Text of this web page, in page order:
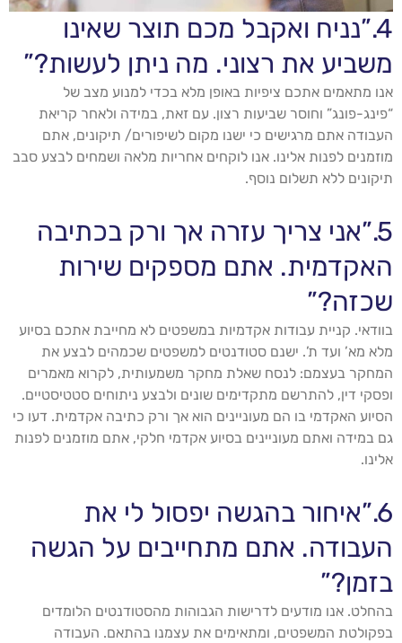
4.”נניח ואקבל מכם תוצר שאינו
משביע את רצוני. מה ניתן לעשות?”
אנו מתאמים אתכם ציפיות באופן מלא בכדי למנוע מצב של
“פינג-פונג” וחוסר שביעות רצון. עם זאת, במידה ולאחר קריאת
העבודה אתם מרגישים כי ישנו מקום לשיפורים/ תיקונים, אתם
מוזמנים לפנות אלינו. אנו לוקחים אחריות מלאה ושמחים לבצע סבב
תיקונים ללא תשלום נוסף.
5.”אני צריך עזרה אך ורק בכתיבה
האקדמית. אתם מספקים שירות
שכזה?”
בוודאי. קניית עבודות אקדמיות במשפטים לא מחייבת אתכם בסיוע
מלא מא’ ועד ת’. ישנם סטודנטים למשפטים שכמהים לבצע את
המחקר בעצמם: לנסח שאלת מחקר משמעותית, לקרוא מאמרים
ופסקי דין, להתרשם מתקדימים שונים ולבצע ניתוחים סטטיסטיים.
הסיוע האקדמי בו הם מעוניינים הוא אך ורק כתיבה אקדמית. דעו כי
גם במידה ואתם מעוניינים בסיוע אקדמי חלקי, אתם מוזמנים לפנות
אלינו.
6.”איחור בהגשה יפסול לי את
העבודה. אתם מתחייבים על הגשה
בזמן?”
בהחלט. אנו מודעים לדרישות הגבוהות מהסטודנטים הלומדים
בפקולטת המשפטים, ומתאימים את עצמנו בהתאם. העבודה